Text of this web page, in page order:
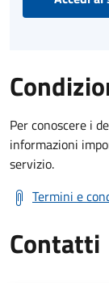
Per conoscere i
informazioni
servizio.
Termini e
Contatti